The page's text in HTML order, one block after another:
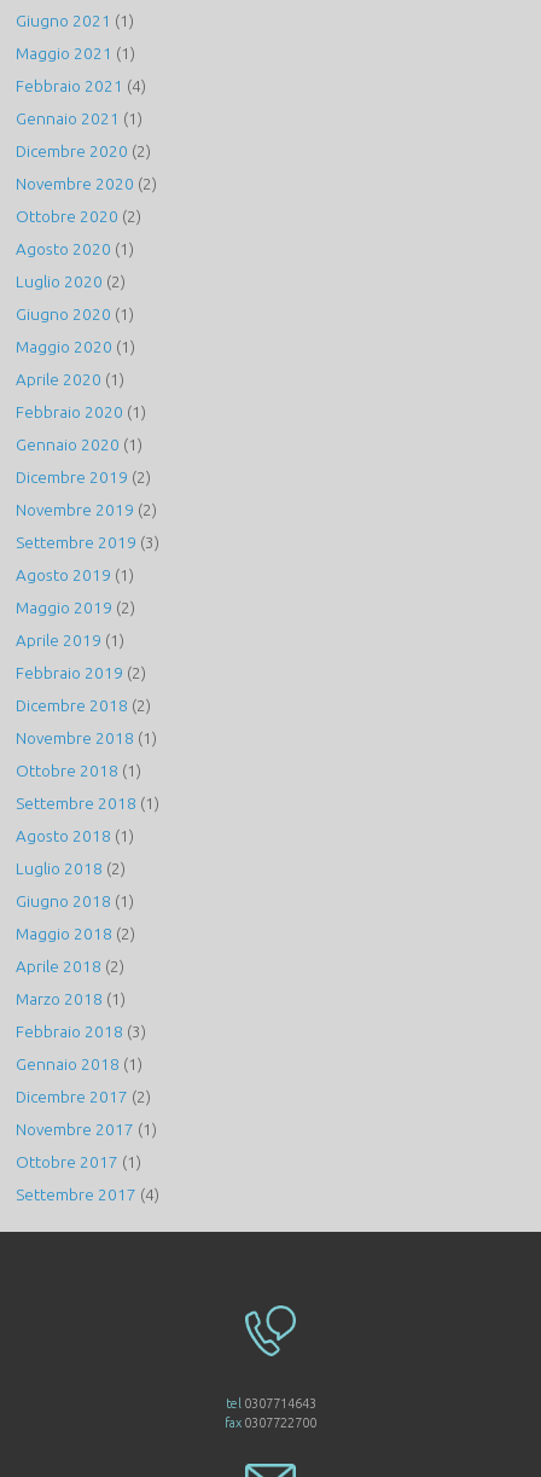
Giugno 2021 (1)
Maggio 2021 (1)
Febbraio 2021 (4)
Gennaio 2021 (1)
Dicembre 2020 (2)
Novembre 2020 (2)
Ottobre 2020 (2)
Agosto 2020 (1)
Luglio 2020 (2)
Giugno 2020 (1)
Maggio 2020 (1)
Aprile 2020 (1)
Febbraio 2020 (1)
Gennaio 2020 (1)
Dicembre 2019 (2)
Novembre 2019 (2)
Settembre 2019 (3)
Agosto 2019 (1)
Maggio 2019 (2)
Aprile 2019 (1)
Febbraio 2019 (2)
Dicembre 2018 (2)
Novembre 2018 (1)
Ottobre 2018 (1)
Settembre 2018 (1)
Agosto 2018 (1)
Luglio 2018 (2)
Giugno 2018 (1)
Maggio 2018 (2)
Aprile 2018 (2)
Marzo 2018 (1)
Febbraio 2018 (3)
Gennaio 2018 (1)
Dicembre 2017 (2)
Novembre 2017 (1)
Ottobre 2017 (1)
Settembre 2017 (4)
tel0307714643
fax 0307722700